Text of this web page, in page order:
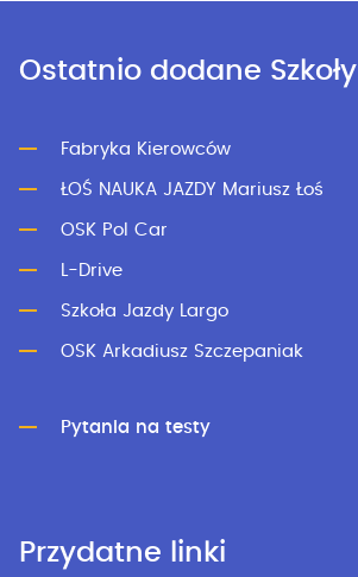
Ostatnio dodane Szkoły
Fabryka Kierowców
ŁOŚ NAUKA JAZDY Mariusz Łoś
OSK Pol Car
L-Drive
Szkoła Jazdy Largo
OSK Arkadiusz Szczepaniak
Pytania na testy
Przydatne linki